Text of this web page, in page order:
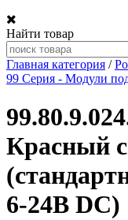
Найти товар
Главная категория /
99 Серия - Модули
Красный
6-24В DC)